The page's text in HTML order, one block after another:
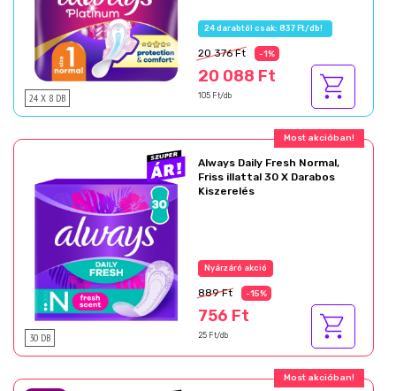
24 X 8 DB
24 darabtól csak: 837 Ft/db!
20 376 Ft -1%
20 088 Ft
105 Ft/db
Most akcióban!
30 DB
Always Daily Fresh Normal,
Friss illattal 30 X Darabos
Kiszerelés
Nyárzáró akció
889 Ft -15%
756 Ft
25 Ft/db
Most akcióban!